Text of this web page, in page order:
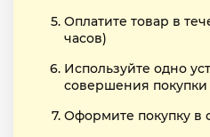
Оплатите товар в
часов)
Используйте одно
совершения покупки
Оформите покупку в